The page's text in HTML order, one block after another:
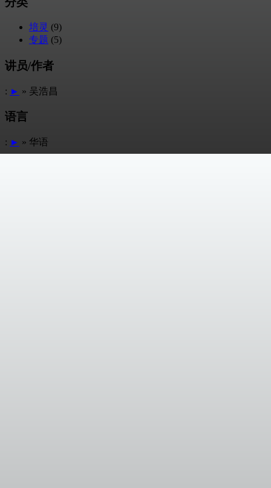
培灵 (9)
专题 (5)
讲员/作者
: ► » 吴浩昌
语言
: ► » 华语